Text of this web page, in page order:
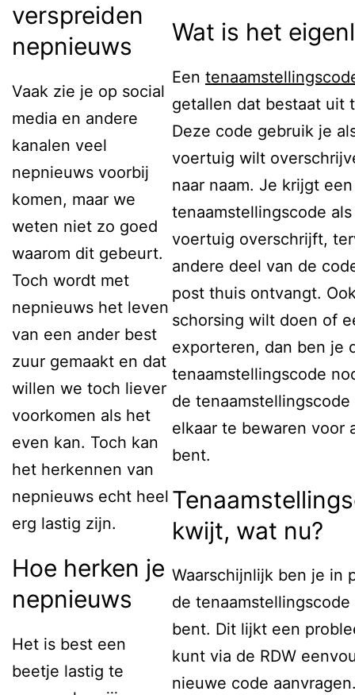
verspreiden
nepnieuws
Vaak zie je op social
media en andere
kanalen veel
nepnieuws voorbij
komen, maar we
weten niet zo goed
waarom dit gebeurt.
Toch wordt met
nepnieuws het leven
van een ander best
zuur gemaakt en dat
willen we toch liever
voorkomen als het
even kan. Toch kan
het herkennen van
nepnieuws echt heel
erg lastig zijn.
Hoe herken je
nepnieuws
Het is best een
beetje lastig te
Wat is het
Een
getallen dat bestaat uit
Deze code gebruik je
voertuig wilt
naar naam. Je krijgt
tenaamstellingscode
voertuig overschrijft,
andere deel van de
post thuis ontvangt.
schorsing wilt doen of
exporteren, dan ben je
tenaamstellingscode
de
elkaar te bewaren voor
bent.
kwijt, wat nu?
Waarschijnlijk ben je in
de
bent. Dit lijkt een
kunt via de RDW
nieuwe code